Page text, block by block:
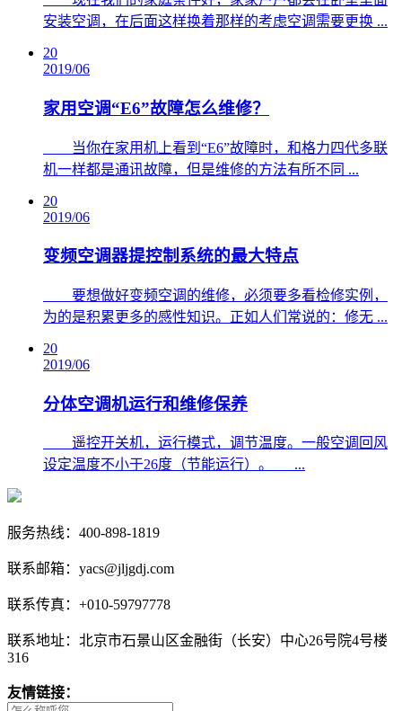
安装空调，在后面这样换着那样的考虑空调需要更换 ...
20
2019/06
家用空调“E6”故障怎么维修？
​ 当你在家用机上看到“E6”故障时，和格力四代多联
机一样都是通讯故障，但是维修的方法有所不同 ...
20
2019/06
变频空调器提控制系统的最大特点
​ 要想做好变频空调的维修，必须要多看检修实例，
为的是积累更多的感性知识。正如人们常说的：修无 ...
20
2019/06
分体空调机运行和维修保养
​ 遥控开关机，运行模式，调节温度。一般空调回风
设定温度不小于26度（节能运行）。 ...
服务热线：400-898-1819
联系邮箱：yacs@jljgdj.com
联系传真：+010-59797778
联系地址：北京市石景山区金融街（长安）中心26号院4号楼
316
友情链接：